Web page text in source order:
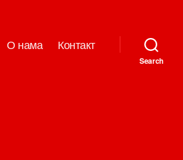
О нама Контакт
Search